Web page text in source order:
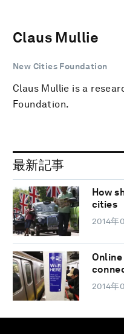
Claus Mullie
New Cities Foundation
Claus Mullie is a
Foundation.
最新記事
How
cities
2014年
2014年